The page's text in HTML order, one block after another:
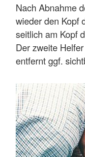
Nach Abnahme
wieder den Kopf
seitlich am Kopf
Der zweite
entfernt ggf.